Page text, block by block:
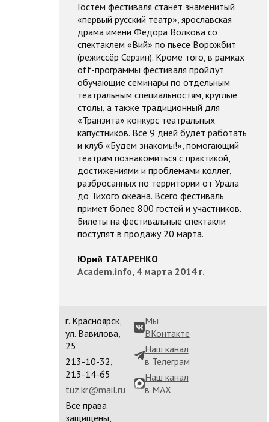
Гостем фестиваля станет знаменитый
«первый русский театр», ярославская
драма имени Федора Волкова со
спектаклем «Вий» по пьесе Ворожбит
(режиссёр Серзин). Кроме того, в рамках
off-программы фестиваля пройдут
обучающие семинары по отдельным
театральным специальностям, круглые
столы, а также традиционный для
«Транзита» конкурс театральных
капустников. Все 9 дней будет работать
и клуб «Будем знакомы!», помогающий
театрам познакомиться с практикой,
достижениями и проблемами коллег,
разбросанных по территории от Урала
до Тихого океана. Всего фестиваль
примет более 800 гостей и участников.
Билеты на фестивальные спектакли
поступят в продажу 20 марта.
Юрий ТАТАРЕНКО
Academ.info, 4 марта 2014 г.
г. Красноярск,
ул. Вавилова,
25
213-10-32,
213-14-65
tuz.kr@mail.ru
Все права
защищены,
Мы
ВКонтакте
Наш канал
в Телеграм
Наш канал
в MAX